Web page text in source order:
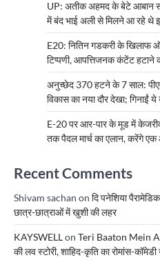
UP: अतीक अहमद के बेटे आबान
में बंद भाई अली से मिलने आ रहे थे
E20: नितिन गडकरी के खिलाफ
टिप्पणी, आपत्तिजनक कंटेंट
अनुच्छेद 370 हटने के 7 साल:
विकास का नया दौर देखा; गिनाईं ये
E-20 पर आर-पार के मूड में
तक पैदल मार्च का एलान, करेंगे
Recent Comments
Shivam sachan on दि पनेशिया
छात्र-छात्राओं में खुशी की लहर
KAYSWELLon Teri Baaton Mein
की लव स्टोरी, शाहिद-कृति का रोमांस-